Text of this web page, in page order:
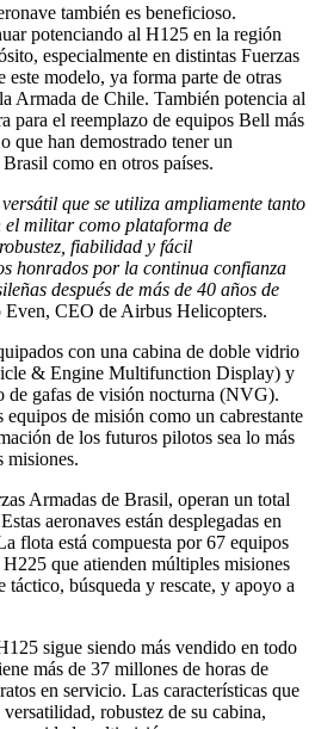
también es beneficioso.
potenciando al H125 en la región
especialmente en distintas Fuerzas
este modelo, ya forma parte de otras
Armada de Chile. También potencia al
para el reemplazo de equipos Bell más
que han demostrado tener un
como en otros países.
que se utiliza ampliamente tanto
el militar como plataforma de
fiabilidad y fácil
honrados por la continua confianza
después de más de 40 años de
Even, CEO de Airbus Helicopters.
con una cabina de doble vidrio
& Engine Multifunction Display) y
de gafas de visión nocturna (NVG).
de misión como un cabrestante
de los futuros pilotos sea lo más
misiones.
Armadas de Brasil, operan un total
aeronaves están desplegadas en
flota está compuesta por 67 equipos
que atienden múltiples misiones
táctico, búsqueda y rescate, y apoyo a
sigue siendo más vendido en todo
más de 37 millones de horas de
en servicio. Las características que
versatilidad, robustez de su cabina,